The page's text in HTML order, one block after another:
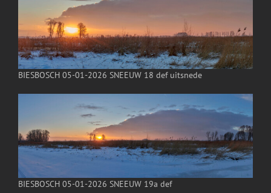
BIESBOSCH 05-01-2026 SNEEUW 18 def uitsnede
BIESBOSCH 05-01-2026 SNEEUW 19a def